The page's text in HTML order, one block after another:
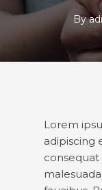
By
Lorem
adipiscing